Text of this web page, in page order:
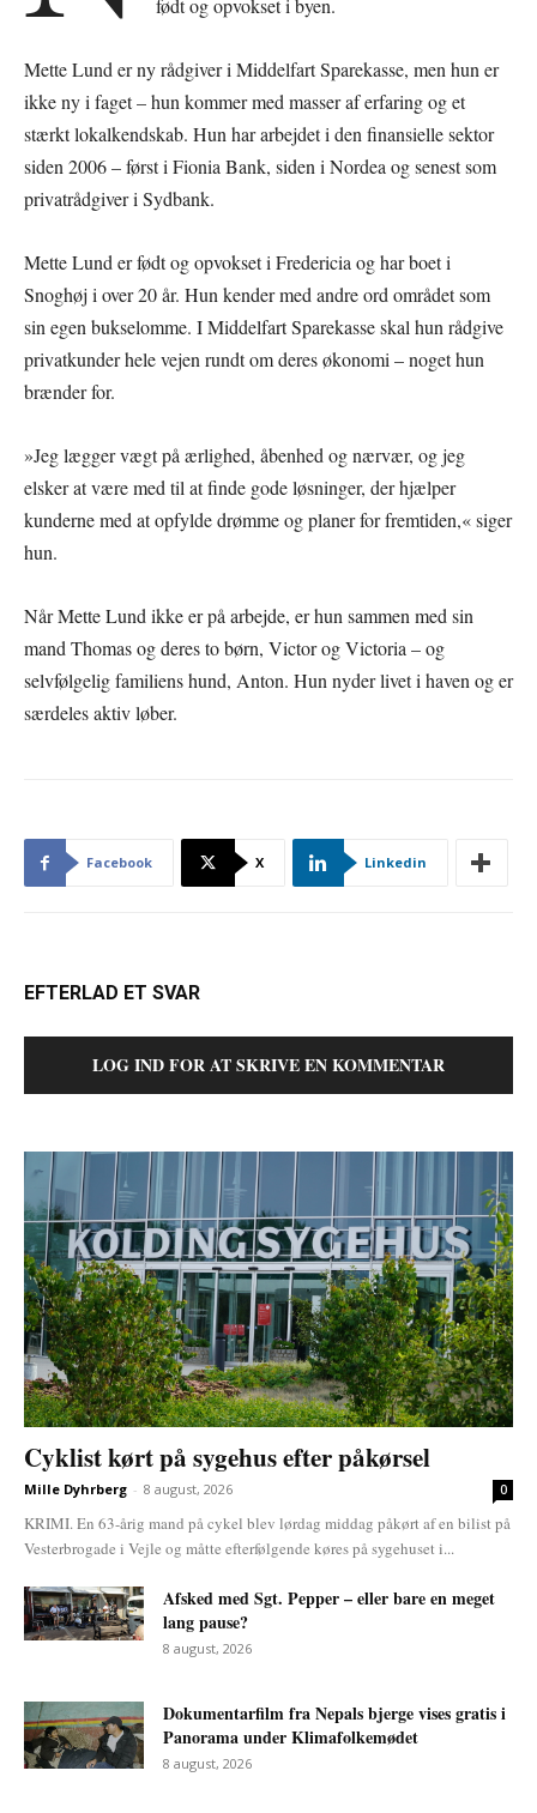
født og opvokset i byen.
Mette Lund er ny rådgiver i Middelfart Sparekasse, men hun er
ikke ny i faget – hun kommer med masser af erfaring og et
stærkt lokalkendskab. Hun har arbejdet i den finansielle sektor
siden 2006 – først i Fionia Bank, siden i Nordea og senest som
privatrådgiver i Sydbank.
Mette Lund er født og opvokset i Fredericia og har boet i
Snoghøj i over 20 år. Hun kender med andre ord området som
sin egen bukselomme. I Middelfart Sparekasse skal hun rådgive
privatkunder hele vejen rundt om deres økonomi – noget hun
brænder for.
»Jeg lægger vægt på ærlighed, åbenhed og nærvær, og jeg
elsker at være med til at finde gode løsninger, der hjælper
kunderne med at opfylde drømme og planer for fremtiden,« siger
hun.
Når Mette Lund ikke er på arbejde, er hun sammen med sin
mand Thomas og deres to børn, Victor og Victoria – og
selvfølgelig familiens hund, Anton. Hun nyder livet i haven og er
særdeles aktiv løber.
Facebook X Linkedin
EFTERLAD ET SVAR
LOG IND FOR AT SKRIVE EN KOMMENTAR
Cyklist kørt på sygehus efter påkørsel
Mille Dyhrberg - 8 august, 2026 0
KRIMI. En 63-årig mand på cykel blev lørdag middag påkørt af en bilist på
Vesterbrogade i Vejle og måtte efterfølgende køres på sygehuset i...
Afsked med Sgt. Pepper – eller bare en meget
lang pause?
8 august, 2026
Dokumentarfilm fra Nepals bjerge vises gratis i
Panorama under Klimafolkemødet
8 august, 2026